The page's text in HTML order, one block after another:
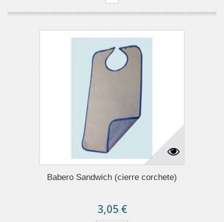
Babero Sandwich (cierre corchete)
3,05 €